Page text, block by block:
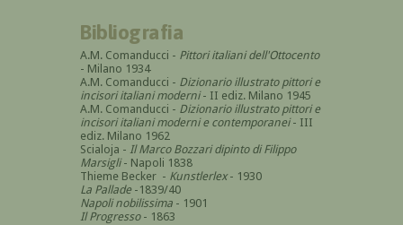
Bibliografia
A.M. Comanducci - Pittori italiani dell'Ottocento
- Milano 1934
A.M. Comanducci - Dizionario illustrato pittori e
incisori italiani moderni- II ediz. Milano 1945
A.M. Comanducci - Dizionario illustrato pittori e
incisori italiani moderni e contemporanei- III
ediz. Milano 1962
Scialoja - Il Marco Bozzari dipinto di Filippo
Marsigli- Napoli 1838
Thieme Becker - Kunstlerlex- 1930
La Pallade -1839/40
Napoli nobilissima - 1901
Il Progresso- 1863